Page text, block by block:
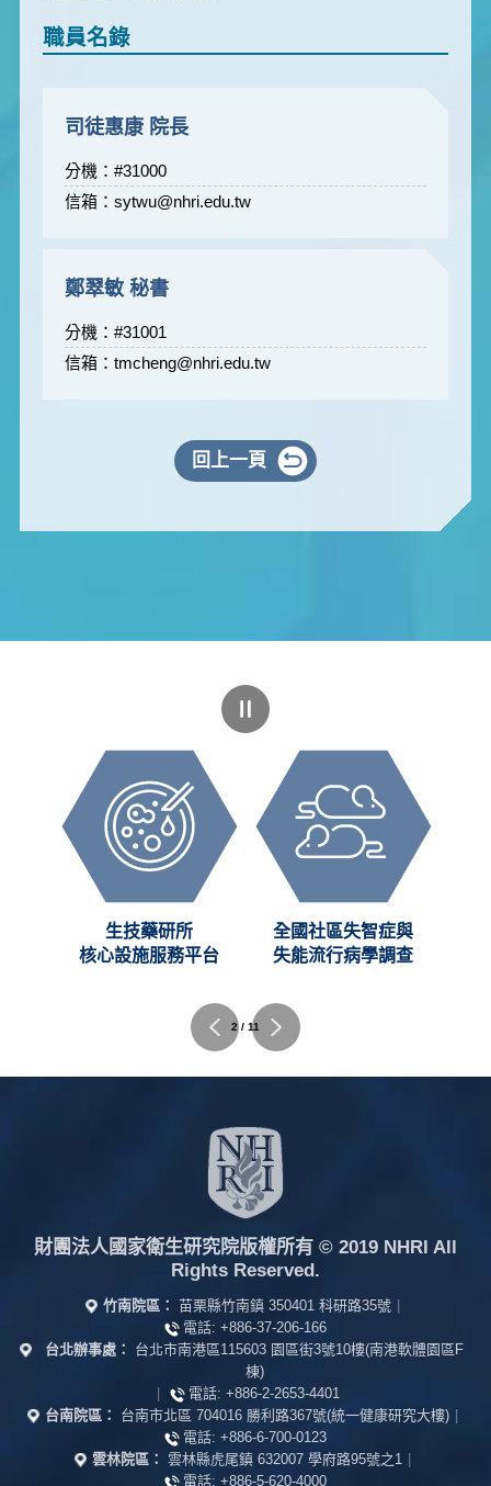
職員名錄
司徒惠康 院長
分機：#31000
信箱： sytwu@nhri.edu.tw
鄭翠敏 秘書
分機：#31001
信箱： tmcheng@nhri.edu.tw
回上一頁
生技藥研所
核心設施服務平台
全國社區失智症與
失能流行病學調查
2 / 11
財團法人國家衛生研究院版權所有 © 2019 NHRI All
Rights Reserved.
竹南院區： 苗栗縣竹南鎮 350401 科研路35號 |
電話: +886-37-206-166
台北辦事處：
台北市南港區115603 園區街3號10樓(南港軟體園區F
棟)
|
電話: +886-2-2653-4401
台南院區：
台南市北區 704016 勝利路367號(統一健康研究大樓) |
電話: +886-6-700-0123
雲林院區： 雲林縣虎尾鎮 632007 學府路95號之1 |
電話: +886-5-620-4000